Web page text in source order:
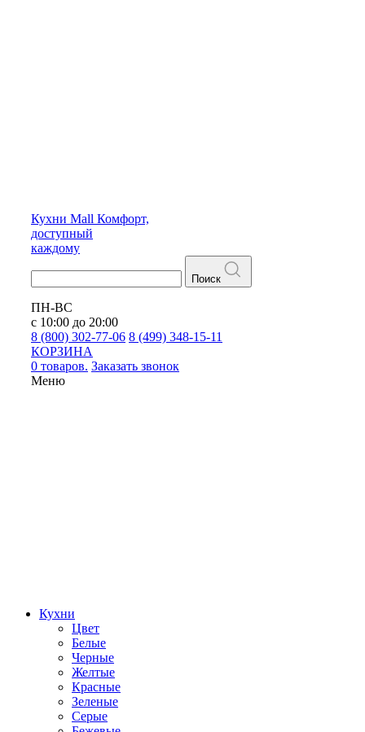
Кухни Mall Комфорт,
доступный
каждому
Поиск
ПН-ВС
с 10:00 до 20:00
8 (800) 302-77-06 8 (499) 348-15-11
КОРЗИНА
0 товаров. Заказать звонок
Меню
Кухни
Цвет
Белые
Черные
Желтые
Красные
Зеленые
Серые